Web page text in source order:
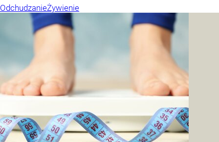
OdchudzanieŻywienie